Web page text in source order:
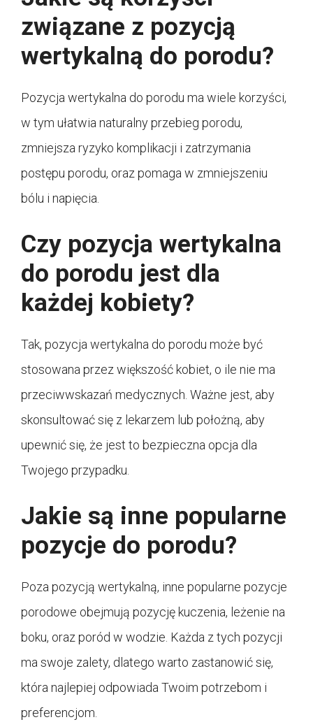
związane z pozycją
wertykalną do porodu?
Pozycja wertykalna do porodu ma wiele korzyści,
w tym ułatwia naturalny przebieg porodu,
zmniejsza ryzyko komplikacji i zatrzymania
postępu porodu, oraz pomaga w zmniejszeniu
bólu i napięcia.
Czy pozycja wertykalna
do porodu jest dla
każdej kobiety?
Tak, pozycja wertykalna do porodu może być
stosowana przez większość kobiet, o ile nie ma
przeciwwskazań medycznych. Ważne jest, aby
skonsultować się z lekarzem lub położną, aby
upewnić się, że jest to bezpieczna opcja dla
Twojego przypadku.
Jakie są inne popularne
pozycje do porodu?
Poza pozycją wertykalną, inne popularne pozycje
porodowe obejmują pozycję kuczenia, leżenie na
boku, oraz poród w wodzie. Każda z tych pozycji
ma swoje zalety, dlatego warto zastanowić się,
która najlepiej odpowiada Twoim potrzebom i
preferencjom.